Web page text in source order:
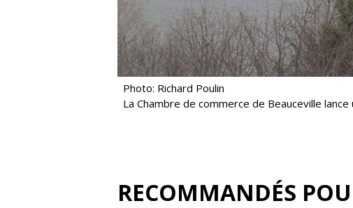
Photo: Richard Poulin
La Chambre de commerce de Beauceville
RECOMMANDÉS